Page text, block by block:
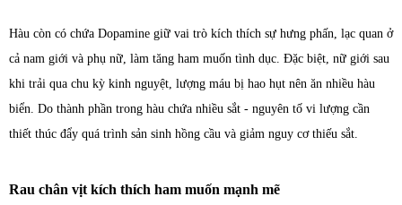
Hàu còn có chứa Dopamine giữ vai trò kích thích sự hưng phấn, lạc quan ở
cả nam giới và phụ nữ, làm tăng ham muốn tình dục. Đặc biệt, nữ giới sau
khi trải qua chu kỳ kinh nguyệt, lượng máu bị hao hụt nên ăn nhiều hàu
biển. Do thành phần trong hàu chứa nhiều sắt - nguyên tố vi lượng cần
thiết thúc đẩy quá trình sản sinh hồng cầu và giảm nguy cơ thiếu sắt.
Rau chân vịt kích thích ham muốn mạnh mẽ